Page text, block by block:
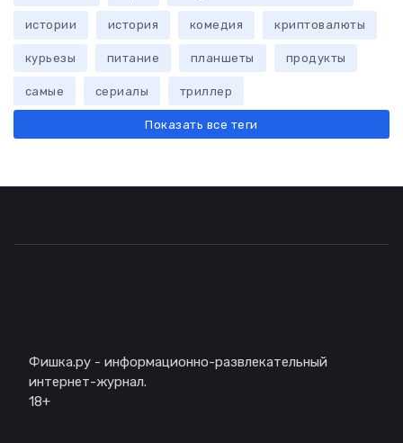
истории история комедия криптовалюты
курьезы питание планшеты продукты
самые сериалы триллер
Показать все теги
Фишка.ру - информационно-развлекательный
интернет-журнал.
18+